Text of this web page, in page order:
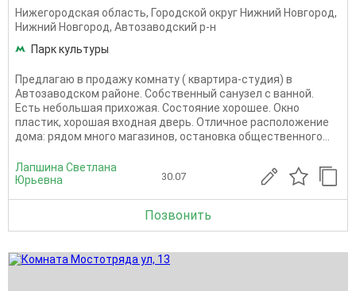
Нижегородская область, Городской округ Нижний Новгород,
Нижний Новгород, Автозаводский р-н
Парк культуры
Предлагаю в продажу комнату ( квартира-студия) в
Автозаводском районе. Собственный санузел с ванной.
Есть небольшая прихожая. Состояние хорошее. Окно
пластик, хорошая входная дверь. Отличное расположение
дома: рядом много магазинов, остановка общественного...
Лапшина Светлана
Юрьевна
30.07
Позвонить